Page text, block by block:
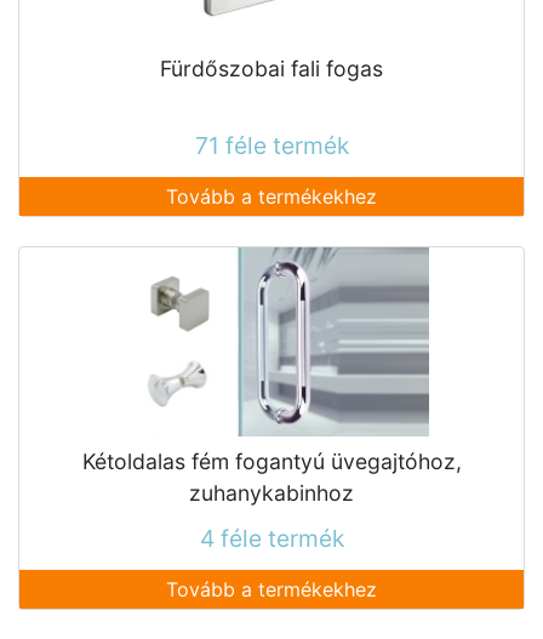
Fürdőszobai fali fogas
71 féle termék
Tovább a termékekhez
Kétoldalas fém fogantyú üvegajtóhoz,
zuhanykabinhoz
4 féle termék
Tovább a termékekhez